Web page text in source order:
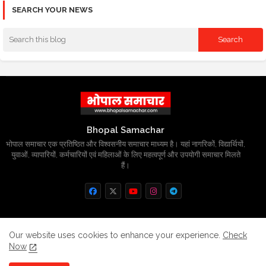
SEARCH YOUR NEWS
Bhopal Samachar
भोपाल समाचार एक प्रतिष्ठित और विश्वसनीय समाचार माध्यम है। यहां नागरिकों, विद्यार्थियों,
युवाओं, व्यापारियों, कर्मचारियों एवं महिलाओं के लिए महत्वपूर्ण और उपयोगी समाचार मिलते
हैं।
Home About Contact us
Privacy Policy
Our website uses cookies to enhance your experience. Check
Now